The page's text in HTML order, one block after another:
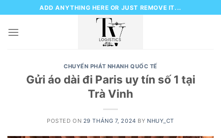
to
content
ADD ANYTHING HERE OR JUST REMOVE IT...
CHUYỂN PHÁT NHANH QUỐC TẾ
Gửi áo dài đi Paris uy tín số 1 tại
Trà Vinh
POSTED ON 29 THÁNG 7, 2024 BY NHUY_CT